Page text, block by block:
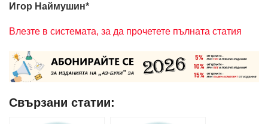
Игор Наймушин*
Влезте в системата, за да прочетете пълната статия
Свързани статии: